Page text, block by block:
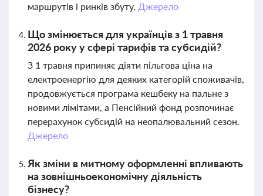
маршрутів і ринків збуту. Джерело
Що змінюється для українців з 1 травня
2026 року у сфері тарифів та субсидій?
З 1 травня припиняє діяти пільгова ціна на
електроенергію для деяких категорій споживачів,
продовжується програма кешбеку на пальне з
новими лімітами, а Пенсійний фонд розпочинає
перерахунок субсидій на неопалювальний сезон.
Джерело
Як зміни в митному оформленні впливають
на зовнішньоекономічну діяльність
бізнесу?